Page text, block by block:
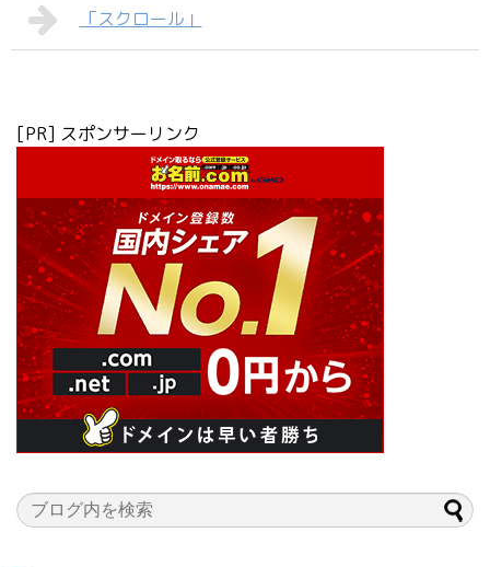
「スクロール」
[PR] スポンサーリンク